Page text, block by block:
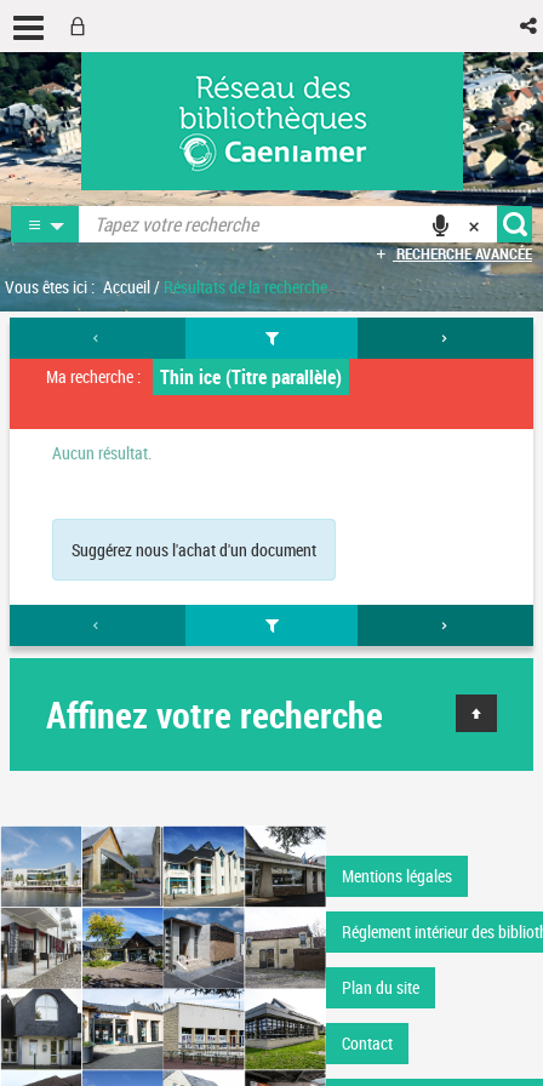
RECHERCHE AVANCÉE
Vous êtes ici : Accueil/ Résultats de la recherche
Ma recherche : Thin ice (Titre parallèle)
Aucun résultat.
Suggérez nous l'achat d'un document
Affinez votre recherche
Mentions légales
Réglement intérieur des
Plan du site
Contact